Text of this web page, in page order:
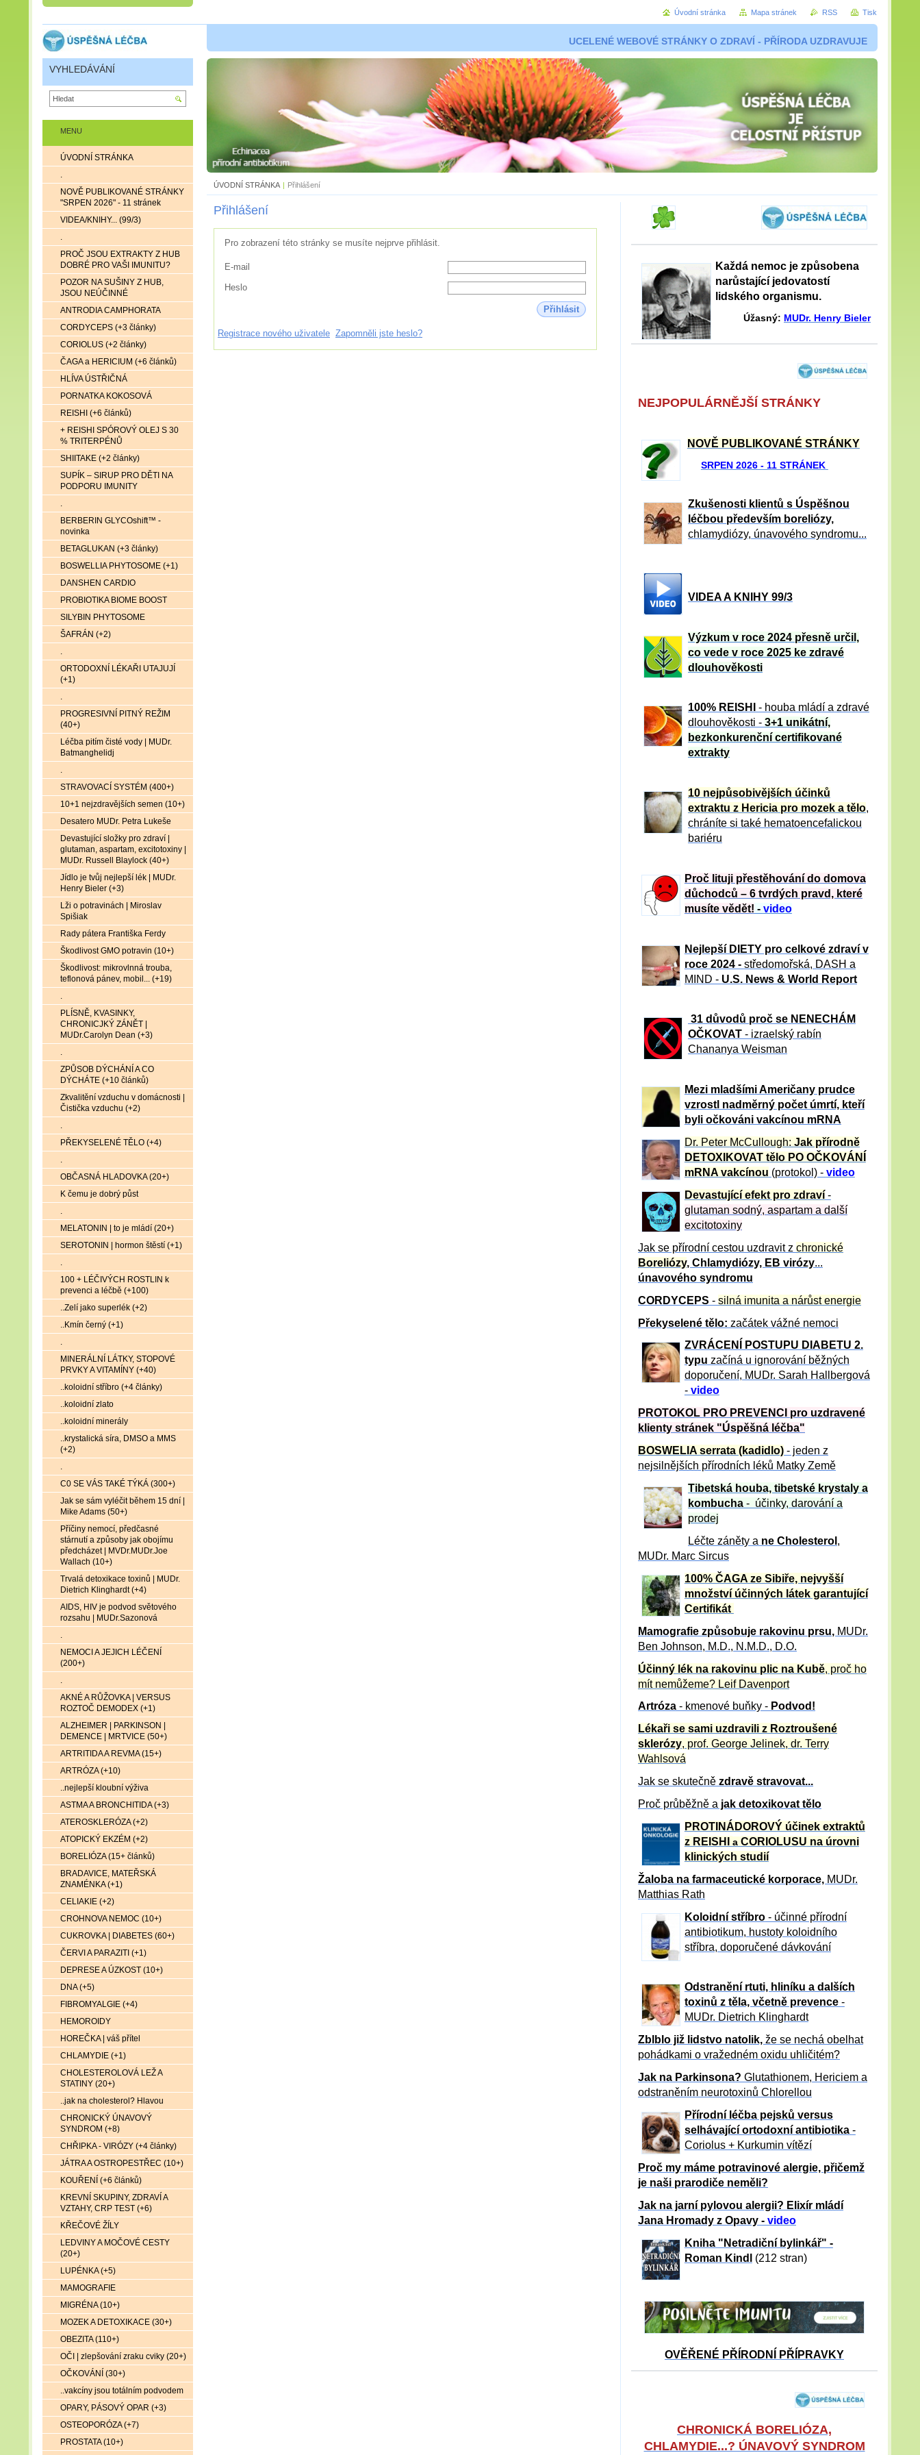
UCELENÉ WEBOVÉ STRÁNKY O ZDRAVÍ - PŘÍRODA UZDRAVUJE
ÚVODNÍ STRÁNKA | Přihlášení
Přihlášení
Pro zobrazení této stránky se musíte nejprve přihlásit.
E-mail
Heslo
Přihlásit
Registrace nového uživatele Zapomněli jste heslo?
Každá nemoc je způsobena
narůstající jedovatostí
lidského organismu.
Úžasný: MUDr. Henry Bieler
NEJPOPULÁRNĚJŠÍ STRÁNKY
NOVĚ PUBLIKOVANÉ STRÁNKY
SRPEN 2026 - 11 STRÁNEK
Zkušenosti klientů s Úspěšnou
léčbou především boreliózy,
chlamydiózy, únavového syndromu...
VIDEA A KNIHY 99/3
Výzkum v roce 2024 přesně určil,
co vede v roce 2025 ke zdravé
dlouhověkosti
100% REISHI
- houba mládí a zdravé
dlouhověkosti - 3+1 unikátní,
bezkonkurenční certifikované
extrakty
10 nejpůsobivějších účinků
extraktu z Hericia pro mozek a tělo,
chráníte si také hematoencefalickou
bariéru
Proč lituji přestěhování do domova
důchodců – 6 tvrdých pravd, které
musíte vědět! - video
Nejlepší DIETY pro celkové zdraví v
roce 2024 - středomořská, DASH a
MIND - U.S. News & World Report
31 důvod ů proč se NENECHÁM
OČKOVAT - izraelský rabín
Chananya Weisman
Mezi mladšími Američany prudce
vzrostl nadměrný počet úmrtí, kteří
byli očkováni vakcínou mRNA
Dr. Peter McCullough: Jak přírodně
DETOXIKOVAT tělo PO OČKOVÁNÍ
mRNA vakcínou (protokol) - video
Devastující efekt pro zdraví-
glutaman sodný, aspartam a další
excitotoxiny
Jak se přírodní cestou uzdravit z chronické
Boreliózy, Chlamydiózy, EB virózy...
únavového syndromu
CORDYCEPS - silná imunita a nárůst energie
Překyselené tělo: začátek vážné nemoci
ZVRÁCE NÍ POSTUPU DIABETU 2.
typu začíná u ignorování běžných
doporučení, MUDr. Sarah Hallbergová
- video
PROTOKOL PRO PREVENCI pro uzdravené
klienty stránek "Úspěšná léčba"
BOSWELIA serrata (kadidlo) - jeden z
nejsilnějších přírodních léků Matky Země
Tibetská houba, tibetské krystaly a
kombucha - účinky, darování a
prodej
Léčte záněty a ne Cholesterol ,
MUDr. Marc Sircus
100% ČAGA ze Sibiře, nejvyšší
množství účinných látek garantující
Certifikát
Mamografie způsobuje rakovinu prsu, MUDr.
Ben Johnson, M.D., N.M.D., D.O.
Účinný lék na rakovinu plic na Kubě, proč ho
mít nemůžeme? Leif Davenport
Artróza - kmenové buňky - Podvod!
Lékaři se sami uzdravili z Roztroušené
sklerózy, prof. George Jelinek, dr. Terry
Wahlsová
Jak se skutečně zdravě stravovat...
Proč průběžně a jak detoxikovat tělo
PROTINÁDOROVÝ účinek extraktů
z REISHI a CORIOLUSU na úrovni
klinických studií
Žaloba na farmaceutické korporace, MUDr.
Matthias Rath
Koloidní stříbro- účinné přírodní
antibiotikum, hustoty koloidního
stříbra, doporučené dávkování
Odstranění rtuti, hliníku a dalších
toxinů z těla, včetně prevence -
MUDr. Dietrich Klinghardt
Zblblo již lidstvo natolik, že se nechá obelhat
pohádkami o vražedném oxidu uhličitém?
Jak na Parkinsona? Glutathionem, Hericiem a
odstraněním neurotoxinů Chlorellou
Přírodní léčba pejsků versus
selhávající ortodoxní antibiotika -
Coriolus + Kurkumin vítězí
Proč my máme potravinové alergie, přičemž
je naši prarodiče neměli?
Jak na jarní pylovou alergii? Elixír mládí
Jana Hromady z Opavy - video
Kniha "Netradiční bylinkář" -
Roman Kindl
(212 stran)
OVĚŘENÉ PŘÍRODNÍ PŘÍPRAVKY
CHRONICKÁ BORELIÓZA,
CHLAMYDIE...? ÚNAVOVÝ SYNDROM
MENU
ÚVODNÍ STRÁNKA
.
NOVĚ PUBLIKOVANÉ STRÁNKY
"SRPEN 2026" - 11 stránek
VIDEA/KNIHY... (99/3)
.
PROČ JSOU EXTRAKTY Z HUB
DOBRÉ PRO VAŠI IMUNITU?
POZOR NA SUŠINY Z HUB,
JSOU NEÚČINNÉ
ANTRODIA CAMPHORATA
CORDYCEPS (+3 články)
CORIOLUS (+2 články)
ČAGA a HERICIUM (+6 článků)
HLÍVA ÚSTŘIČNÁ
PORNATKA KOKOSOVÁ
REISHI (+6 článků)
+ REISHI SPÓROVÝ OLEJ S 30
% TRITERPÉNŮ
SHIITAKE (+2 články)
SUPÍK – SIRUP PRO DĚTI NA
PODPORU IMUNITY
.
BERBERIN GLYCOshift™ -
novinka
BETAGLUKAN (+3 články)
BOSWELLIA PHYTOSOME (+1)
DANSHEN CARDIO
PROBIOTIKA BIOME BOOST
SILYBIN PHYTOSOME
ŠAFRÁN (+2)
.
ORTODOXNÍ LÉKAŘI UTAJUJÍ
(+1)
.
PROGRESIVNÍ PITNÝ REŽIM
(40+)
Léčba pitím čisté vody | MUDr.
Batmanghelidj
.
STRAVOVACÍ SYSTÉM (400+)
10+1 nejzdravějších semen (10+)
Desatero MUDr. Petra Lukeše
Devastující složky pro zdraví |
glutaman, aspartam, excitotoxiny |
MUDr. Russell Blaylock (40+)
Jídlo je tvůj nejlepší lék | MUDr.
Henry Bieler (+3)
Lži o potravinách | Miroslav
Spišiak
Rady pátera Františka Ferdy
Škodlivost GMO potravin (10+)
Škodlivost: mikrovlnná trouba,
teflonová pánev, mobil... (+19)
.
PLÍSNĚ, KVASINKY,
CHRONICJKÝ ZÁNĚT |
MUDr.Carolyn Dean (+3)
.
ZPŮSOB DÝCHÁNÍ A CO
DÝCHÁTE (+10 článků)
Zkvalitění vzduchu v domácnosti |
Čistička vzduchu (+2)
.
PŘEKYSELENÉ TĚLO (+4)
.
OBČASNÁ HLADOVKA (20+)
K čemu je dobrý půst
.
MELATONIN | to je mládí (20+)
SEROTONIN | hormon štěstí (+1)
.
100 + LÉČIVÝCH ROSTLIN k
prevenci a léčbě (+100)
..Zelí jako superlék (+2)
..Kmín černý (+1)
.
MINERÁLNÍ LÁTKY, STOPOVÉ
PRVKY A VITAMÍNY (+40)
..koloidní stříbro (+4 články)
..koloidní zlato
..koloidní minerály
..krystalická síra, DMSO a MMS
(+2)
.
C0 SE VÁS TAKÉ TÝKÁ (300+)
Jak se sám vyléčit během 15 dní |
Mike Adams (50+)
Příčiny nemocí, předčasné
stárnutí a způsoby jak obojímu
předcházet | MVDr.MUDr.Joe
Wallach (10+)
Trvalá detoxikace toxinů | MUDr.
Dietrich Klinghardt (+4)
AIDS, HIV je podvod světového
rozsahu | MUDr.Sazonová
.
NEMOCI A JEJICH LÉČENÍ
(200+)
.
AKNÉ A RŮŽOVKA | VERSUS
ROZTOČ DEMODEX (+1)
ALZHEIMER | PARKINSON |
DEMENCE | MRTVICE (50+)
ARTRITIDA A REVMA (15+)
ARTRÓZA (+10)
..nejlepší kloubní výživa
ASTMA A BRONCHITIDA (+3)
ATEROSKLERÓZA (+2)
ATOPICKÝ EKZÉM (+2)
BORELIÓZA (15+ článků)
BRADAVICE, MATEŘSKÁ
ZNAMÉNKA (+1)
CELIAKIE (+2)
CROHNOVA NEMOC (10+)
CUKROVKA | DIABETES (60+)
ČERVI A PARAZITI (+1)
DEPRESE A ÚZKOST (10+)
DNA (+5)
FIBROMYALGIE (+4)
HEMOROIDY
HOREČKA | váš přítel
CHLAMYDIE (+1)
CHOLESTEROLOVÁ LEŽ A
STATINY (20+)
..jak na cholesterol? Hlavou
CHRONICKÝ ÚNAVOVÝ
SYNDROM (+8)
CHŘIPKA - VIRÓZY (+4 články)
JÁTRA A OSTROPESTŘEC (10+)
KOUŘENÍ (+6 článků)
KREVNÍ SKUPINY, ZDRAVÍ A
VZTAHY, CRP TEST (+6)
KŘEČOVÉ ŽÍLY
LEDVINY A MOČOVÉ CESTY
(20+)
LUPÉNKA (+5)
MAMOGRAFIE
MIGRÉNA (10+)
MOZEK A DETOXIKACE (30+)
OBEZITA (110+)
OČI | zlepšování zraku cviky (20+)
OČKOVÁNÍ (30+)
..vakcíny jsou totálním podvodem
OPARY, PÁSOVÝ OPAR (+3)
OSTEOPORÓZA (+7)
PROSTATA (10+)
VYHLEDÁVÁNÍ
Úvodní stránka Mapa stránek RSS Tisk